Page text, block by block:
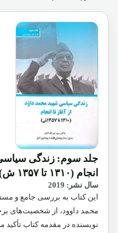
جلد سوم: زندگی سیاسی
انجام (۱۳۱۰ تا ۱۳۵۷ ش)
سال نشر: 2019
این کتاب به بررسی جامع و
محمد داوود، از شخصیت‌های
نویسنده در مقدمه کتاب تأکید